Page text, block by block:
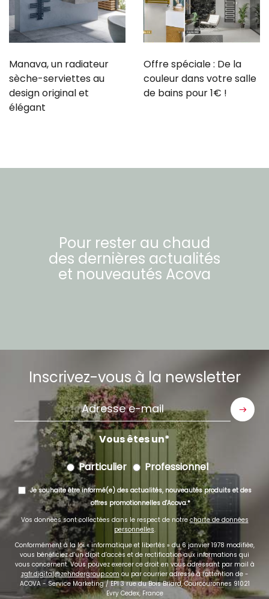
Manava, un radiateur
sèche-serviettes au
design original et
élégant
Offre spéciale : De la
couleur dans votre salle
de bains pour 1€ !
Pour rester au chaud
des dernières actualités
et nouveautés Acova
Inscrivez-vous à la newsletter
Adresse
e-
mail
Vous êtes un
Particulier
Professionnel
Je souhaite être informé(e) des actualités, nouveautés produits et des
offres promotionnelles d'Acova.
Vos données sont collectées dans le respect de notre charte de données
personnelles.
Conformément à la loi « informatique et libertés » du 6 janvier 1978 modifiée,
vous bénéficiez d’un droit d’accès et de rectification aux informations qui
vous concernent. Vous pouvez exercer ce droit en vous adressant par mail à
zgfr.digital@zehndergroup.com ou par courrier adressé à l'attention de -
ACOVA - Service Marketing / EPI 3 rue du Bois Briard, Courcouronnes 91021
Evry Cedex, France